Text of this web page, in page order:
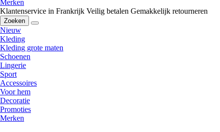
Merken
Klantenservice in Frankrijk Veilig betalen Gemakkelijk retourneren
Zoeken
Nieuw
Kleding
Kleding grote maten
Schoenen
Lingerie
Sport
Accessoires
Voor hem
Decoratie
Promoties
Merken